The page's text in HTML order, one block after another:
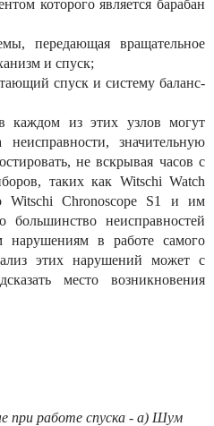
которого является барабан
передающая вращательное
и спуск;
спуск и систему баланс-
каждом из этих узлов могут
неисправности, значительную
не вскрывая часов с
таких как Witschi Watch
Witschi Chronoscope S1 и им
неисправностей
в работе самого
этих нарушений может с
место возникновения
при работе спуска - а) Шум